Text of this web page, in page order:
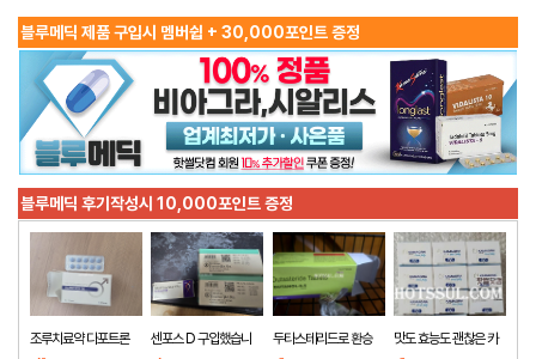
블루메딕 제품 구입시 멤버쉽 + 30,000포인트 증정
블루메딕 후기작성시 10,000포인트 증정
조루치료약 다포트론
센포스 D 구입했습니
두타스테리드로 환승
맛도 효능도 괜찮은 카